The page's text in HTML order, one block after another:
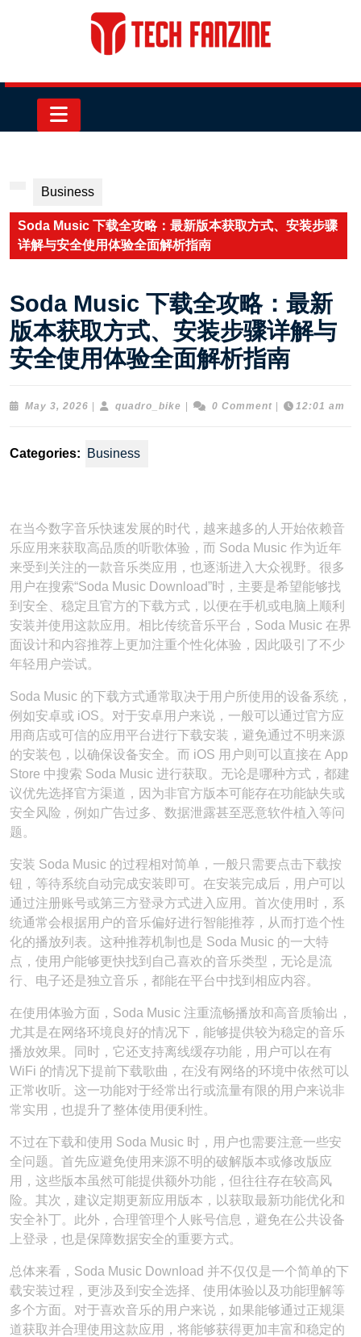
Business
Soda Music 下载全攻略：最新版本获取方式、安装步骤
详解与安全使用体验全面解析指南
Soda Music 下载全攻略：最新
版本获取方式、安装步骤详解与
安全使用体验全面解析指南
May 3, 2026 May
quadro_bike quadro_bike
0 Comment 12:01 am
Categories: Business
在当今数字音乐快速发展的时代，越来越多的人开始依赖音
乐应用来获取高品质的听歌体验，而 Soda Music 作为近年
来受到关注的一款音乐类应用，也逐渐进入大众视野。很多
用户在搜索“Soda Music Download”时，主要是希望能够找
到安全、稳定且官方的下载方式，以便在手机或电脑上顺利
安装并使用这款应用。相比传统音乐平台，Soda Music 在界
面设计和内容推荐上更加注重个性化体验，因此吸引了不少
年轻用户尝试。
Soda Music 的下载方式通常取决于用户所使用的设备系统，
例如安卓或 iOS。对于安卓用户来说，一般可以通过官方应
用商店或可信的应用平台进行下载安装，避免通过不明来源
的安装包，以确保设备安全。而 iOS 用户则可以直接在 App
Store 中搜索 Soda Music 进行获取。无论是哪种方式，都建
议优先选择官方渠道，因为非官方版本可能存在功能缺失或
安全风险，例如广告过多、数据泄露甚至恶意软件植入等问
题。
安装 Soda Music 的过程相对简单，一般只需要点击下载按
钮，等待系统自动完成安装即可。在安装完成后，用户可以
通过注册账号或第三方登录方式进入应用。首次使用时，系
统通常会根据用户的音乐偏好进行智能推荐，从而打造个性
化的播放列表。这种推荐机制也是 Soda Music 的一大特
点，使用户能够更快找到自己喜欢的音乐类型，无论是流
行、电子还是独立音乐，都能在平台中找到相应内容。
在使用体验方面，Soda Music 注重流畅播放和高音质输出，
尤其是在网络环境良好的情况下，能够提供较为稳定的音乐
播放效果。同时，它还支持离线缓存功能，用户可以在有
WiFi 的情况下提前下载歌曲，在没有网络的环境中依然可以
正常收听。这一功能对于经常出行或流量有限的用户来说非
常实用，也提升了整体使用便利性。
不过在下载和使用 Soda Music 时，用户也需要注意一些安
全问题。首先应避免使用来源不明的破解版本或修改版应
用，这些版本虽然可能提供额外功能，但往往存在较高风
险。其次，建议定期更新应用版本，以获取最新功能优化和
安全补丁。此外，合理管理个人账号信息，避免在公共设备
上登录，也是保障数据安全的重要方式。
总体来看，Soda Music Download 并不仅仅是一个简单的下
载安装过程，更涉及到安全选择、使用体验以及功能理解等
多个方面。对于喜欢音乐的用户来说，如果能够通过正规渠
道获取并合理使用这款应用，将能够获得更加丰富和稳定的